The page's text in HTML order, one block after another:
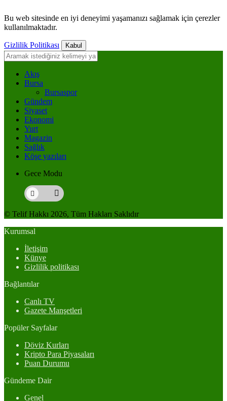
Bu web sitesinde en iyi deneyimi yaşamanızı sağlamak için çerezler
kullanılmaktadır.
Gizlilik Politikası Kabul
Akış
Bursa
Bursaspor
Gündem
Siyaset
Ekonomi
Yurt
Magazin
Sağlık
Köşe yazıları
Gece Modu
© Telif Hakkı 2026, Tüm Hakları Saklıdır
Kurumsal
İletişim
Künye
Gizlilik politikası
Bağlantılar
Canlı TV
Gazete Manşetleri
Popüler Sayfalar
Döviz Kurları
Kripto Para Piyasaları
Puan Durumu
Gündeme Dair
Genel